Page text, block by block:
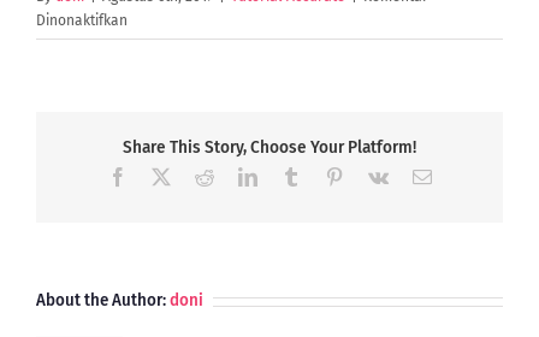
Dinonaktifkan
Menampilkan
kondisi
pada
Share This Story, Choose Your Platform!
Facebook RedditLinkedInTumblr Pinterest
Vk Email
About the Author:doni